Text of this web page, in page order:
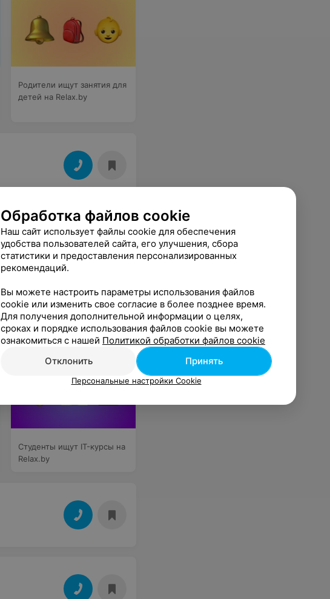
Родители ищут занятия для
детей на Relax.by
Студенты ищут IT-курсы на
Relax.by
Обработка файлов cookie
Наш сайт использует файлы cookie для обеспечения
удобства пользователей сайта, его улучшения, сбора
статистики и предоставления персонализированных
рекомендаций.
Вы можете настроить параметры использования файлов
cookie или изменить свое согласие в более позднее время.
Для получения дополнительной информации о целях,
сроках и порядке использования файлов cookie вы можете
ознакомиться с нашей Политикой обработки файлов cookie
Отклонить
Принять
Персональные настройки Cookie